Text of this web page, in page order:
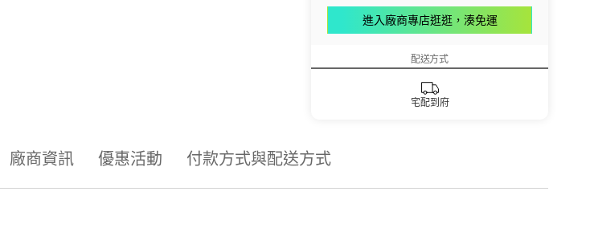
進入廠商專店逛逛，湊免運
配送方式
宅配到府
廠商資訊 優惠活動 付款方式與配送方式